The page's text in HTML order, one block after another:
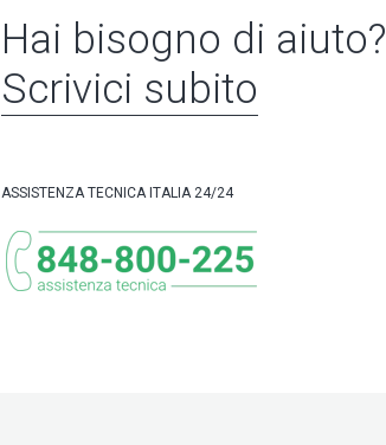
Hai bisogno di aiuto?
Scrivici subito
ASSISTENZA TECNICA ITALIA 24/24